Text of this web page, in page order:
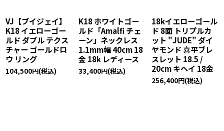
VJ【ブイジェイ】
K18 イエローゴー
ルド ダブル テクス
チャー ゴールドロ
ウ リング
104,500円(税込)
K18 ホワイトゴー
ルド「Amalfi チェ
ーン」ネックレス
1.1mm幅 40cm 18
金 18k レディース
33,400円(税込)
18kイエローゴール
ド 8面 トリプルカ
ット "JUDE" ダイ
ヤモンド 喜平ブレ
スレット 18.5 /
20cm キヘイ 18金
256,400円(税込)